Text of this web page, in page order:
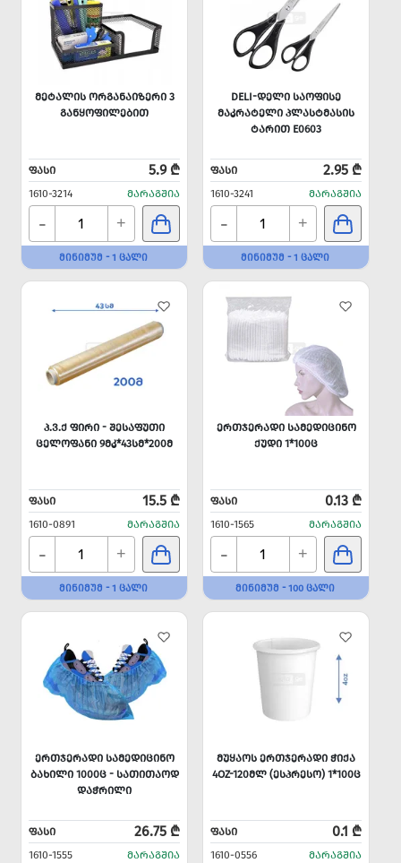
ᲛᲔᲢᲐᲚᲘᲡ ᲝᲠᲒᲐᲜᲐᲘᲖᲔᲠᲘ 3
ᲒᲐᲜᲧᲝᲤᲘᲚᲔᲑᲘᲗ
ᲤᲐᲡᲘ 5.9 ₾
1610-3214 ᲛᲐᲠᲐᲒᲨᲘᲐ
- +
ᲛᲘᲜᲘᲛᲣᲛ - 1 ᲪᲐᲚᲘ
DELI-ᲓᲔᲚᲘ ᲡᲐᲝᲤᲘᲡᲔ
ᲛᲐᲙᲠᲐᲢᲔᲚᲘ ᲞᲚᲐᲡᲢᲛᲐᲡᲘᲡ
ᲢᲐᲠᲘᲗ E0603
ᲤᲐᲡᲘ 2.95 ₾
1610-3241 ᲛᲐᲠᲐᲒᲨᲘᲐ
- +
ᲛᲘᲜᲘᲛᲣᲛ - 1 ᲪᲐᲚᲘ
Პ.Ვ.Ქ ᲤᲘᲠᲘ - ᲨᲔᲡᲐᲤᲣᲗᲘ
ᲪᲔᲚᲝᲤᲐᲜᲘ 9ᲛᲙ*43ᲡᲛ*200Მ
ᲤᲐᲡᲘ 15.5 ₾
1610-0891 ᲛᲐᲠᲐᲒᲨᲘᲐ
- +
ᲛᲘᲜᲘᲛᲣᲛ - 1 ᲪᲐᲚᲘ
ᲔᲠᲗᲯᲔᲠᲐᲓᲘ ᲡᲐᲛᲔᲓᲘᲪᲘᲜᲝ
ᲥᲣᲓᲘ 1*100Ც
ᲤᲐᲡᲘ 0.13 ₾
1610-1565 ᲛᲐᲠᲐᲒᲨᲘᲐ
- +
ᲛᲘᲜᲘᲛᲣᲛ - 100 ᲪᲐᲚᲘ
ᲔᲠᲗᲯᲔᲠᲐᲓᲘ ᲡᲐᲛᲔᲓᲘᲪᲘᲜᲝ
ᲑᲐᲮᲘᲚᲘ 1000Ც - ᲡᲐᲗᲘᲗᲐᲝᲓ
ᲓᲐᲭᲠᲘᲚᲘ
ᲤᲐᲡᲘ 26.75 ₾
1610-1555 ᲛᲐᲠᲐᲒᲨᲘᲐ
ᲛᲣᲧᲐᲝᲡ ᲔᲠᲗᲯᲔᲠᲐᲓᲘ ᲭᲘᲥᲐ
4OZ-120ᲛᲚ (ᲔᲡᲞᲠᲔᲡᲝ) 1*100Ც
ᲤᲐᲡᲘ 0.1 ₾
1610-0556 ᲛᲐᲠᲐᲒᲨᲘᲐ